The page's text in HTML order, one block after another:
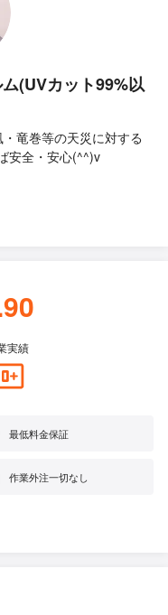
(UVカット99%以
竜巻等の天災に対する
安全・安心(^^)v
実績
最低料金保証
作業外注一切なし